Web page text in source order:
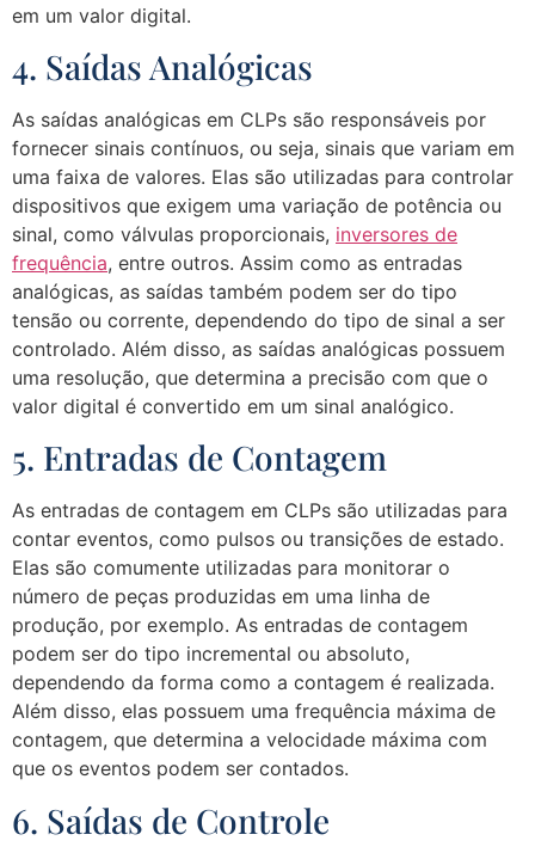
em um valor digital.
4. Saídas Analógicas
As saídas analógicas em CLPs são responsáveis por
fornecer sinais contínuos, ou seja, sinais que variam em
uma faixa de valores. Elas são utilizadas para controlar
dispositivos que exigem uma variação de potência ou
sinal, como válvulas proporcionais, inversores de
frequência, entre outros. Assim como as entradas
analógicas, as saídas também podem ser do tipo
tensão ou corrente, dependendo do tipo de sinal a ser
controlado. Além disso, as saídas analógicas possuem
uma resolução, que determina a precisão com que o
valor digital é convertido em um sinal analógico.
5. Entradas de Contagem
As entradas de contagem em CLPs são utilizadas para
contar eventos, como pulsos ou transições de estado.
Elas são comumente utilizadas para monitorar o
número de peças produzidas em uma linha de
produção, por exemplo. As entradas de contagem
podem ser do tipo incremental ou absoluto,
dependendo da forma como a contagem é realizada.
Além disso, elas possuem uma frequência máxima de
contagem, que determina a velocidade máxima com
que os eventos podem ser contados.
6. Saídas de Controle